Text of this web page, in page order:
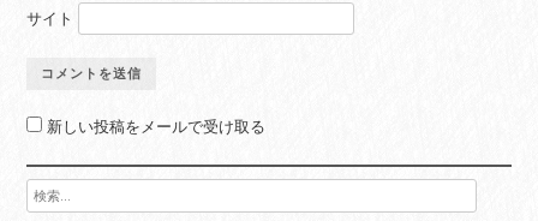
サイト
新しい投稿をメールで受け取る
検
索: